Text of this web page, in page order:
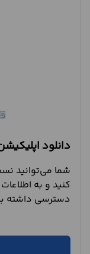
دانلود
شما می‌توانید
کنید و به
دسترسی داشته